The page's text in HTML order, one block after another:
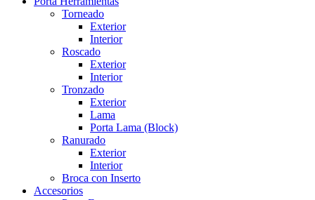
Torneado
Exterior
Interior
Roscado
Exterior
Interior
Tronzado
Exterior
Lama
Porta Lama (Block)
Ranurado
Exterior
Interior
Broca con Inserto
Accesorios